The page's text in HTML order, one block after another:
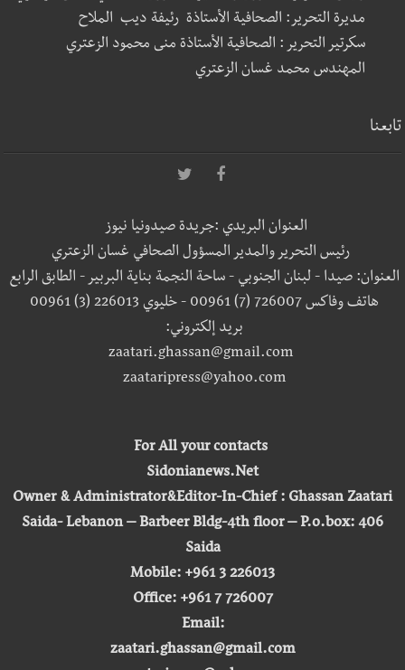
مديرة التحرير: الصحافية الأستاذة رئيفة ديب الملاح
سكرتير التحرير : الصحافية الأستاذة منى محمود الزعتري
المهندس محمد غسان الزعتري
تابعنا
العنوان البريدي :جريدة صيدونيا نيوز
رئيس التحرير والمدير المسؤول الصحافي غسان الزعتري
العنوان: صيدا - لبنان الجنوبي - ساحة النجمة بناية البربير - الطابق الرابع
هاتف وفاكس 726007 (7) 00961 - خليوي 226013 (3) 00961
بريد إلكتروني:
zaatari.ghassan@gmail.com
zaataripress@yahoo.com
For All your contacts
Sidonianews.Net
Owner & Administrator&Editor-In-Chief : Ghassan Zaatari
Saida- Lebanon – Barbeer Bldg-4th floor – P.o.box: 406
Saida
Mobile: +961 3 226013
Office: +961 7 726007
Email:
zaatari.ghassan@gmail.com